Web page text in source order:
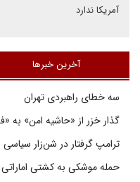
آمریکا ندارد
آخرین خبرها
سه خطای راهبردی تهران
گذار خزر از «حاشیه امن» به
ترامپ گرفتار در شن‌زار سیاسی
حمله موشکی به کشتی اماراتی